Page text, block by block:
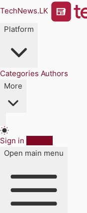
TechNews.LK
Platform
Categories Authors
More
Sign in
Open main menu